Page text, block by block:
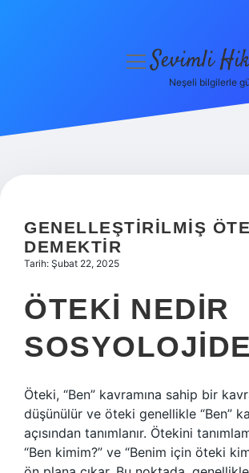
Hakkımızda
menüyüSevimli
Neşeli bilgilerle
GENELLEŞTIRILMIŞ
DEMEKTIR
Tarih: Şubat 22, 2025
ÖTEKI NEDIR
Öteki, “Ben” kavramına sahip bir
düşünülür ve öteki genellikle “Ben”
açısından tanımlanır. Ötekini
“Ben kimim?” ve “Benim için öteki